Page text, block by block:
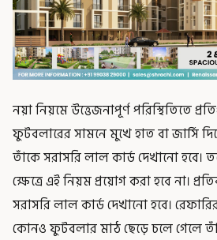
নয়া নিয়মে উত্তেজনাপূর্ণ পরিস্থিতিতে
ফুটবলারের সামনে মুখে হাত বা জার্সি
তাঁকে সরাসরি লাল কার্ড দেখানো হবে।
ক্ষেত্রে এই নিয়ম প্রয়োগ করা হবে না।
সরাসরি লাল কার্ড দেখানো হবে। রেফারির
কোনও ফুটবলার মাঠ ছেড়ে চলে গেলে